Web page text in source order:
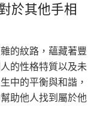
於其他手相
的紋路，蘊藏著豐
的性格特質以及未
中的平衡與和諧，
助他人找到屬於他